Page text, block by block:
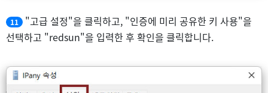
11
"고급 설정"을 클릭하고, "인증에 미리 공유한 키 사용"을
선택하고 "redsun"을 입력한 후 확인을 클릭합니다.